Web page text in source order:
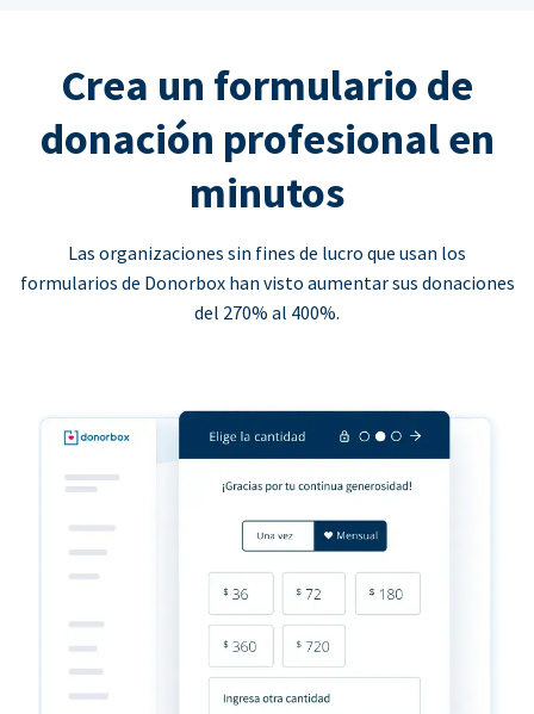
Crea un formulario de
donación profesional en
minutos
Las organizaciones sin fines de lucro que usan los
formularios de Donorbox han visto aumentar sus donaciones
del 270% al 400%.